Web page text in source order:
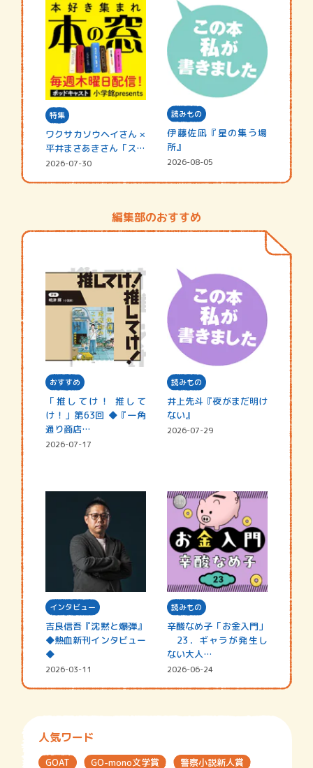
特集
ワクサカソウヘイさん ×
平井まさあきさん「スペ
シャ…
2026-07-30
読みもの
伊藤佐凪『星の集う場
所』
2026-08-05
編集部のおすすめ
おすすめ
「推してけ！ 推して
け！」第63回 ◆『一角
通り商店…
2026-07-17
読みもの
井上先斗『夜がまだ明け
ない』
2026-07-29
インタビュー
吉良信吾『沈黙と爆弾』
◆熱血新刊インタビュー
◆
2026-03-11
読みもの
辛酸なめ子「お金入門」
23．ギャラが発生し
ない大人…
2026-06-24
人気ワード
GOAT GO-mono文学賞 警察小説新人賞